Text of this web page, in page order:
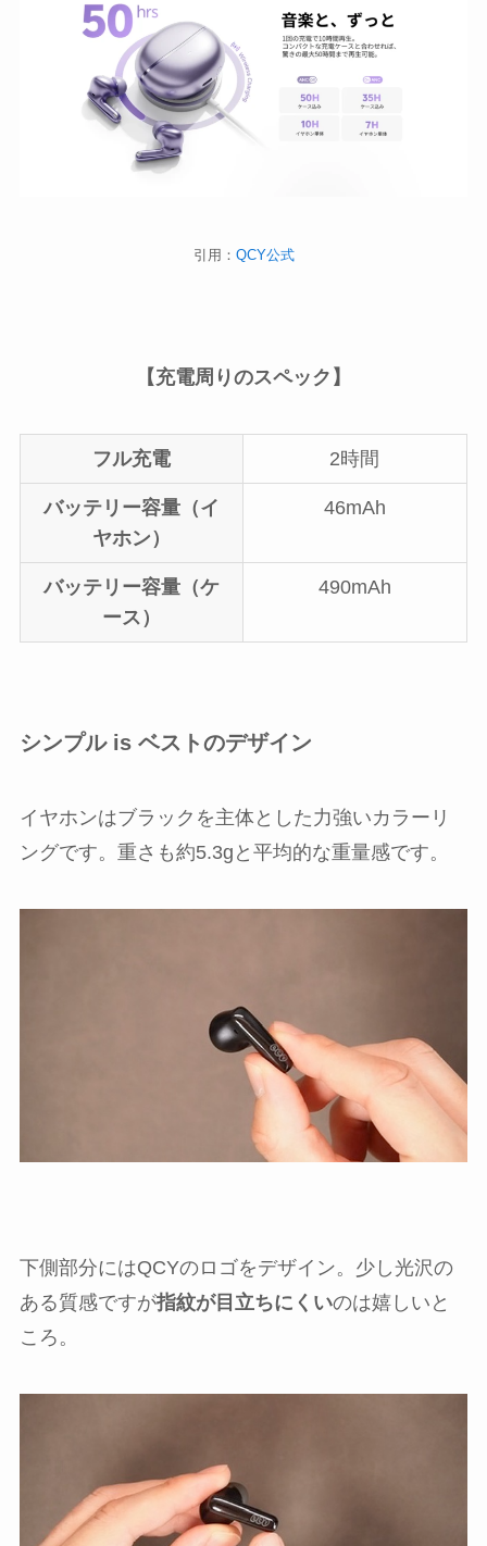
引用： QCY公式
【充電周りのスペック】
フル充電 2時間
バッテリー容量（イ
ヤホン）
46mAh
バッテリー容量（ケ
ース）
490mAh
シンプル is ベストのデザイン
イヤホンはブラックを主体とした力強いカラーリ
ングです。重さも約5.3gと平均的な重量感です。
下側部分にはQCYのロゴをデザイン。少し光沢の
ある質感ですが指紋が目立ちにくいのは嬉しいと
ころ。